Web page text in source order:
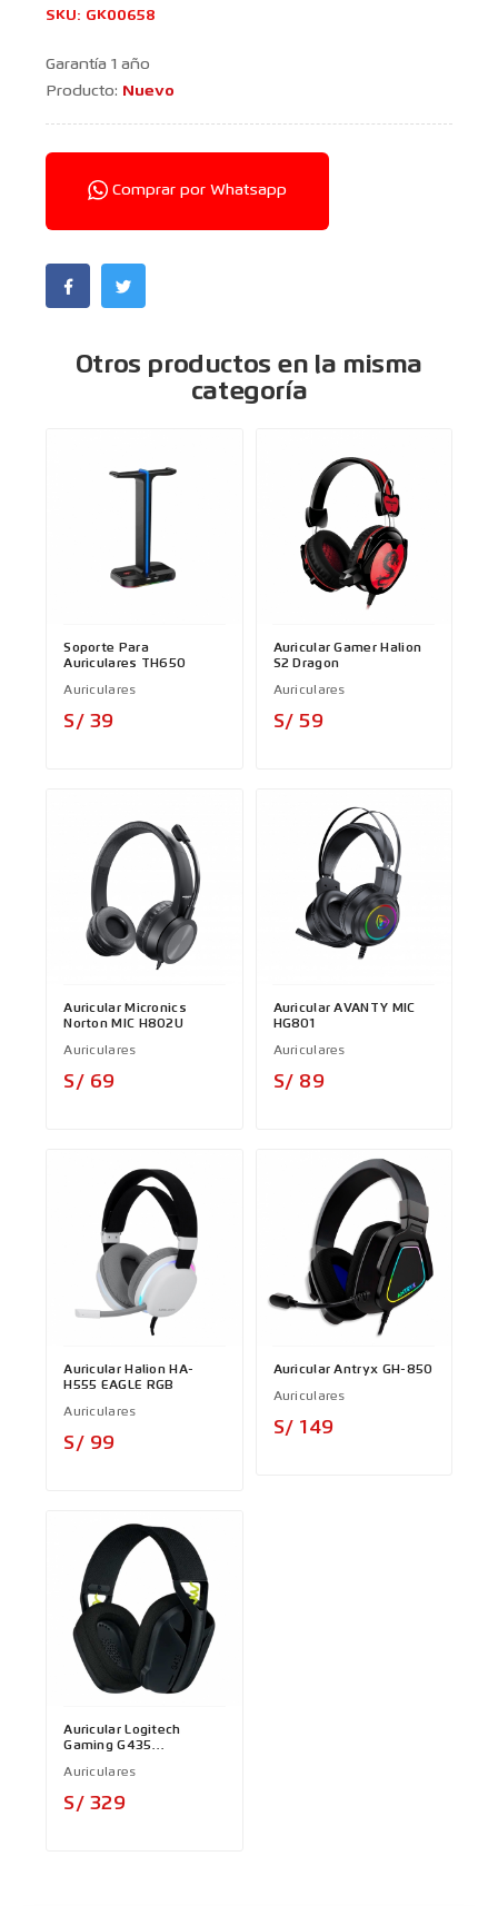
SKU: GK00658
Garantía 1 año
Producto: Nuevo
Comprar por Whatsapp
Otros productos en la misma
categoría
Soporte Para
Auriculares TH650
Auriculares
S/ 39
Auricular Gamer Halion
S2 Dragon
Auriculares
S/ 59
Auricular Micronics
Norton MIC H802U
Auriculares
S/ 69
Auricular AVANTY MIC
HG801
Auriculares
S/ 89
Auricular Halion HA-
H555 EAGLE RGB
Auriculares
S/ 99
Auricular Antryx GH-850
Auriculares
S/ 149
Auricular Logitech
Gaming G435
BLACK
Auriculares
S/ 329